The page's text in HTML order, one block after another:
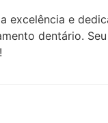
excelência e
dentário.